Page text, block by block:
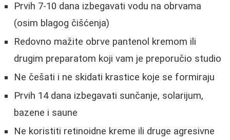
Prvih 7-10 dana izbegavati vodu na obrvama
(osim blagog čišćenja)
Redovno mažite obrve pantenol kremom ili
drugim preparatom koji vam je preporučio studio
Ne češati i ne skidati krastice koje se formiraju
Prvih 14 dana izbegavati sunčanje, solarijum,
bazene i saune
Ne koristiti retinoidne kreme ili druge agresivne